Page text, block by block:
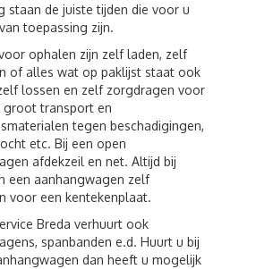
staan de juiste tijden die voor u
toepassing zijn.
ophalen zijn zelf laden, zelf
of alles wat op paklijst staat ook
lossen en zelf zorgdragen voor
groot transport en
tegen beschadigingen,
etc. Bij een open
afdekzeil en net. Altijd bij
een aanhangwagen zelf
voor een kentekenplaat.
Breda verhuurt ook
spanbanden e.d. Huurt u bij
dan heeft u mogelijk